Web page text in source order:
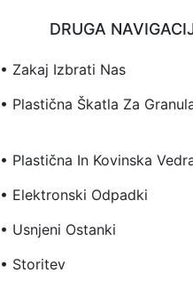
DRUGA
• Zakaj Izbrati Nas
• Plastična Škatla Za
• Plastična In Kovinska
• Elektronski Odpadki
• Usnjeni Ostanki
• Storitev